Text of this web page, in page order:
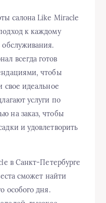
салона Like Miracle
к каждому
всегда готов
чтобы
свое идеальное
услуги по
на заказ, чтобы
и удовлетворить
в Санкт-Петербурге
сможет найти
особого дня.